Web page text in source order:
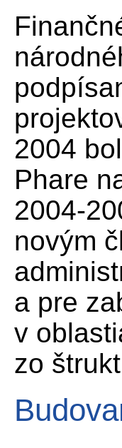
2004
Phare
2004-
novým
a pre
v
zo